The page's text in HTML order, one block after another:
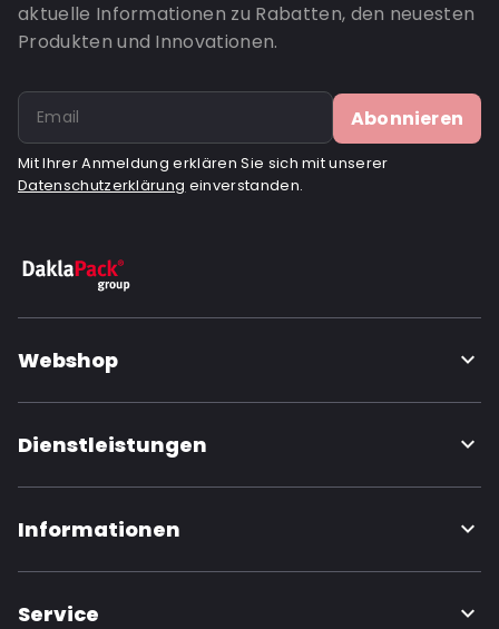
aktuelle Informationen zu Rabatten, den neuesten
Produkten und Innovationen.
Abonnieren
Mit Ihrer Anmeldung erklären Sie sich mit unserer
Datenschutzerklärung einverstanden.
Webshop
Dienstleistungen
Informationen
Service